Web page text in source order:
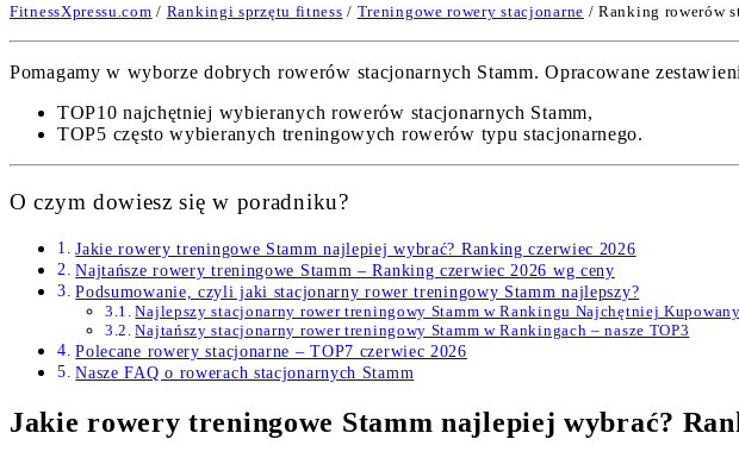
FitnessXpressu.com / Rankingi sprzętu fitness / Treningowe rowery stacjonarne / Ranking rowerów
Pomagamy w wyborze dobrych rowerów stacjonarnych Stamm. Opracowane
TOP10 najchętniej wybieranych rowerów stacjonarnych Stamm,
TOP5 często wybieranych treningowych rowerów typu stacjonarnego.
O czym dowiesz się w poradniku?
Jakie rowery treningowe Stamm najlepiej wybrać? Ranking czerwiec 2026
Najtańsze rowery treningowe Stamm – Ranking czerwiec 2026 wg ceny
Podsumowanie, czyli jaki stacjonarny rower treningowy Stamm najlepszy?
Najlepszy stacjonarny rower treningowy Stamm w Rankingu Najchętniej
Najtańszy stacjonarny rower treningowy Stamm w Rankingach – nasze TOP3
Polecane rowery stacjonarne – TOP7 czerwiec 2026
Nasze FAQ o rowerach stacjonarnych Stamm
Jakie rowery treningowe Stamm najlepiej wybrać?